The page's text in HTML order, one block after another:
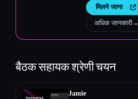
मिलने जाना
अधिक जानकारी→
बैठक सहायकश्रेणी चयन
Jamie